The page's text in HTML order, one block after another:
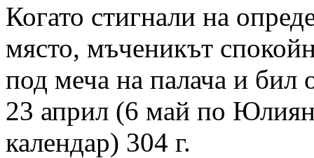
Когато стигнали на
място, мъченикът
под меча на палача и бил
23 април (6 май по
календар) 304 г.